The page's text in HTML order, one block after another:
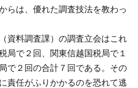
らは、優れた調査技法を教わっ
資料調査課）の調査立会はこれ
局で２回、関東信越国税局で１
で２回の合計７回である。その
責任がふりかかるのを恐れて逃